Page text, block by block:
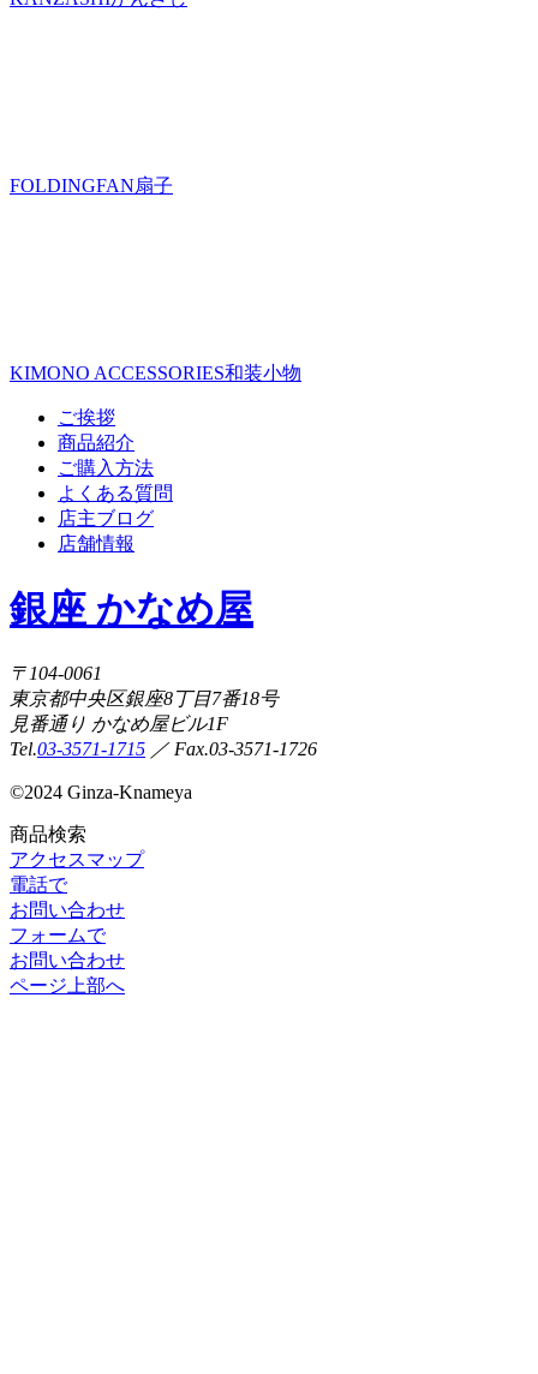
FOLDINGFAN扇子
KIMONO ACCESSORIES和装小物
ご挨拶
商品紹介
ご購入方法
よくある質問
店主ブログ
店舗情報
銀座 かなめ屋
〒104-0061
東京都中央区銀座8丁目7番18号
見番通り かなめ屋ビル1F
Tel.03-3571-1715 ／ Fax.03-3571-1726
©2024 Ginza-Knameya
商品検索
アクセスマップ
電話で
お問い合わせ
フォームで
お問い合わせ
ページ上部へ